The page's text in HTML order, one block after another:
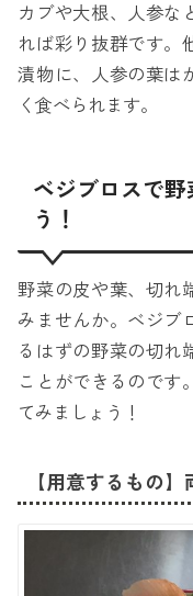
カブや大根、人参な
れば彩り抜群です。
漬物に、人参の葉は
く食べられます。
ベジブロスで
う！
野菜の皮や葉、切れ
みませんか。ベジブ
るはずの野菜の切れ
ことができるのです
てみましょう！
【用意するもの